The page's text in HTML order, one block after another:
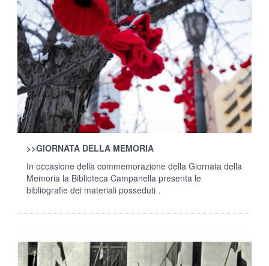
>>GIORNATA DELLA MEMORIA
In occasione della commemorazione della Giornata della
Memoria la Biblioteca Campanella presenta le
bibliografie dei materiali posseduti .